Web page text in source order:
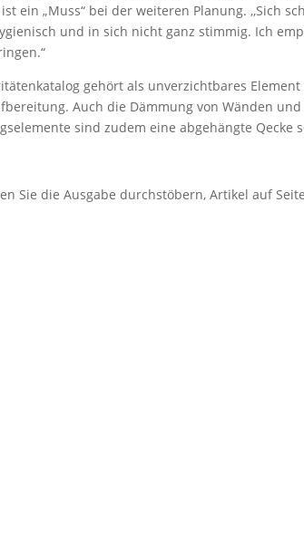
ein „Muss“ bei der weiteren Planung. ,,Sich
und in sich nicht ganz stimmig. Ich
gehört als unverzichtbares
Auch die Dämmung von Wänden
sind zudem eine abgehängte
Sie die Ausgabe durchstöbern, Artikel auf